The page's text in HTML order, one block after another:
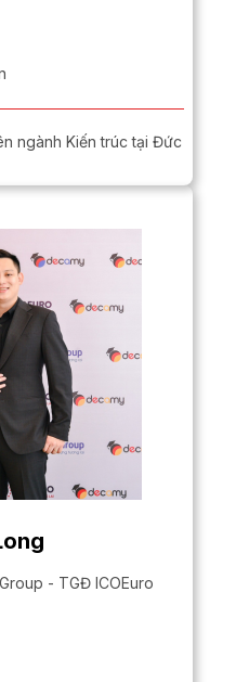
ngành Kiến trúc tại Đức
- TGĐ ICOEuro